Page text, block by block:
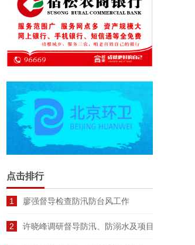
点击排行
1 廖强督导检查防汛防台风工作
2 许晓峰调研督导防汛、防溺水及项目建设工作